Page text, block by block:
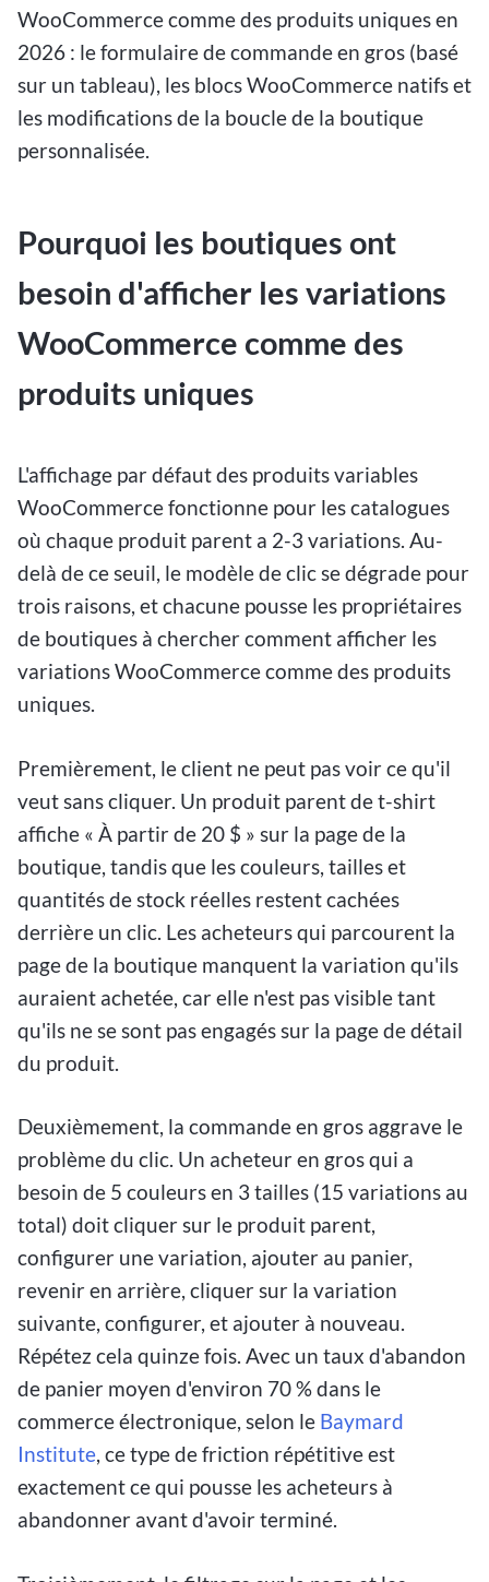
WooCommerce comme des produits uniques en
2026 : le formulaire de commande en gros (basé
sur un tableau), les blocs WooCommerce natifs et
les modifications de la boucle de la boutique
personnalisée.
Pourquoi les boutiques ont
besoin d'afficher les variations
WooCommerce comme des
produits uniques
L'affichage par défaut des produits variables
WooCommerce fonctionne pour les catalogues
où chaque produit parent a 2-3 variations. Au-
delà de ce seuil, le modèle de clic se dégrade pour
trois raisons, et chacune pousse les propriétaires
de boutiques à chercher comment afficher les
variations WooCommerce comme des produits
uniques.
Premièrement, le client ne peut pas voir ce qu'il
veut sans cliquer. Un produit parent de t-shirt
affiche « À partir de 20 $ » sur la page de la
boutique, tandis que les couleurs, tailles et
quantités de stock réelles restent cachées
derrière un clic. Les acheteurs qui parcourent la
page de la boutique manquent la variation qu'ils
auraient achetée, car elle n'est pas visible tant
qu'ils ne se sont pas engagés sur la page de détail
du produit.
Deuxièmement, la commande en gros aggrave le
problème du clic. Un acheteur en gros qui a
besoin de 5 couleurs en 3 tailles (15 variations au
total) doit cliquer sur le produit parent,
configurer une variation, ajouter au panier,
revenir en arrière, cliquer sur la variation
suivante, configurer, et ajouter à nouveau.
Répétez cela quinze fois. Avec un taux d'abandon
de panier moyen d'environ 70 % dans le
commerce électronique, selon le Baymard
Institute, ce type de friction répétitive est
exactement ce qui pousse les acheteurs à
abandonner avant d'avoir terminé.